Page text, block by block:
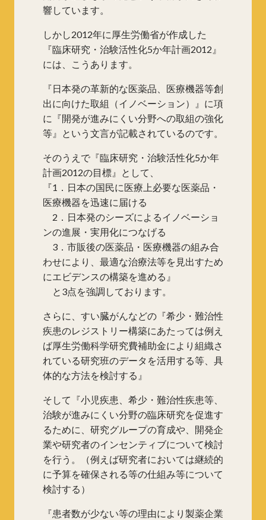
響しています。
しかし2012年に厚生労働省が作成した
『臨床研究・治験活性化5か年計画2012』
には、こうあります。
『日本発の革新的な医薬品、医療機器等創
出に向けた取組（イノベーション）』に項
に『開発が進みにくい分野への取組の強化
等』という文言が記載されているのです。
そのうえで『臨床研究・治験活性化5か年
計画2012の目標』として、
『1．日本の国民に医療上必要な医薬品・
医療機器を迅速に届ける
2．日本発のシーズによるイノベーショ
ンの進展・実用化につなげる
3．市販後の医薬品・医療機器の組み合
わせにより、最適な治療法等を見出すため
にエビデンスの構築を進める』
と3点を強調しております。
さらに、すい臓がんなどの『希少・難治性
疾患のレジストリー構築にあたっては例え
ば厚生労働科学研究費補助金により組織さ
れている研究班のデータを活用する等、具
体的な方法を検討する』
そして『小児疾患、希少・難治性疾患等、
治験が進みにくい分野の臨床研究を促進す
るために、研究グループの育成や、開発企
業や研究者のインセンティブについて検討
を行う。（例えば研究者においては継続的
に予算を確保される等の仕組み等について
検討する）
『患者数が少ない等の理由により製薬企業